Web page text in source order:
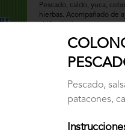
Pescado, caldo, yuca,
hierbas. Acompañado de
chifle, limón y mostaza.
ENCEBOLLADO
hierbas. Acompañado de
chifle, limón y mostaza.
Pescado,
patacones,